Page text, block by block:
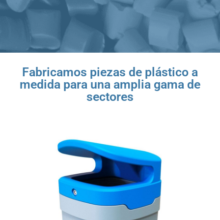
Fabricamos piezas de plástico a
medida para una amplia gama de
sectores